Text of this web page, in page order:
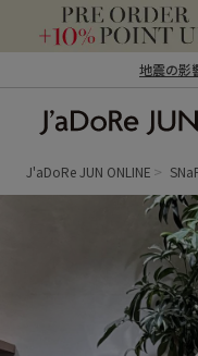
地震の影
ン オンライン）
J'aDoRe JUN ONLINE